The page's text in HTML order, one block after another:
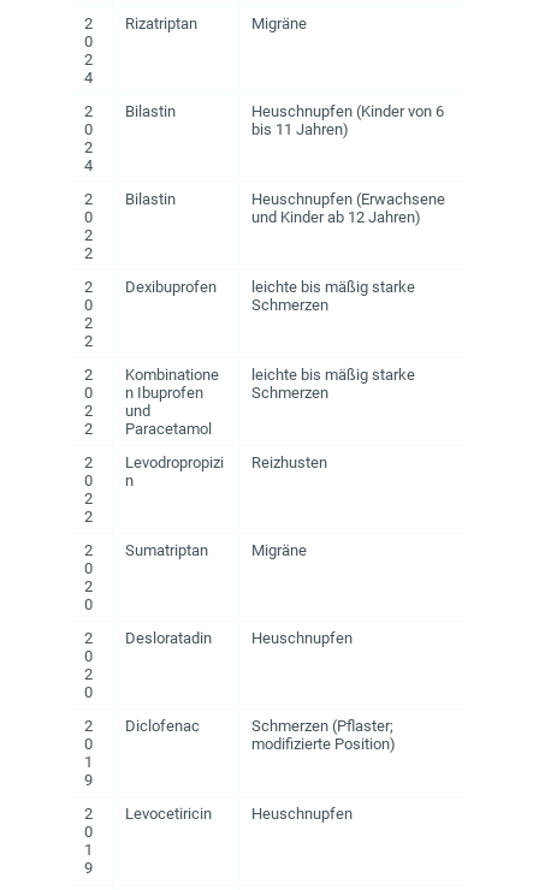
2
0
2
4
Rizatriptan Migräne
2
0
2
4
Bilastin
Heuschnupfen (Kinder von 6
bis 11 Jahren)
2
0
2
2
Bilastin
Heuschnupfen (Erwachsene
und Kinder ab 12 Jahren)
2
0
2
2
Dexibuprofen
leichte bis mäßig starke
Schmerzen
2
0
2
2
Kombinatione
n Ibuprofen
und
Paracetamol
leichte bis mäßig starke
Schmerzen
2
0
2
2
Levodropropizi
n
Reizhusten
2
0
2
0
Sumatriptan Migräne
2
0
2
0
Desloratadin Heuschnupfen
2
0
1
9
Diclofenac
Schmerzen (Pflaster;
modifizierte Position)
2
0
1
9
Levocetiricin Heuschnupfen